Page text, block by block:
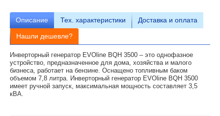
Описание Тех. характеристики Доставка и оплата
Нашли дешевле?
Инверторный генератор EVOline BQH 3500 – это однофазное
устройство, предназначенное для дома, хозяйства и малого
бизнеса, работает на бензине. Оснащено топливным баком
объемом 7,8 литра. Инверторный генератор EVOline BQH 3500
имеет ручной запуск, максимальная мощность составляет 3,5
кВА.